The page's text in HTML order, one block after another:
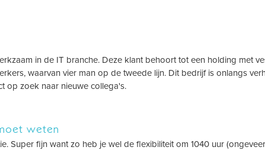
in de IT branche. Deze klant behoort tot een holding met
waarvan vier man op de tweede lijn. Dit bedrijf is onlangs
op zoek naar nieuwe collega's.
weten
Super fijn want zo heb je wel de flexibiliteit om 1040 uur